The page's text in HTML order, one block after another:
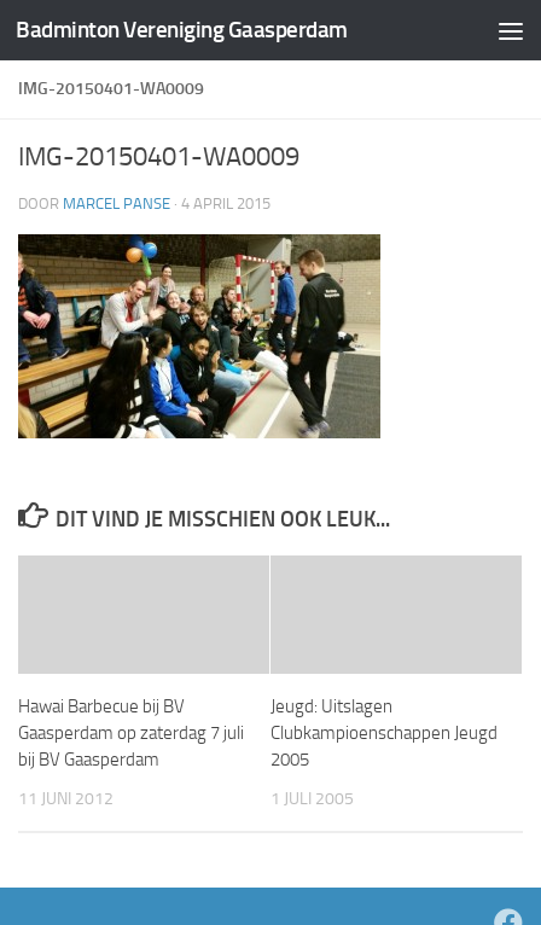
Doorgaan naar inhoud
Badminton Vereniging Gaasperdam
IMG-20150401-WA0009
IMG-20150401-WA0009
DOOR MARCEL PANSE · 4 APRIL 2015
DIT VIND JE MISSCHIEN OOK LEUK...
Hawai Barbecue bij BV
Gaasperdam op zaterdag 7 juli
bij BV Gaasperdam
11 JUNI 2012
Jeugd: Uitslagen
Clubkampioenschappen Jeugd
2005
1 JULI 2005